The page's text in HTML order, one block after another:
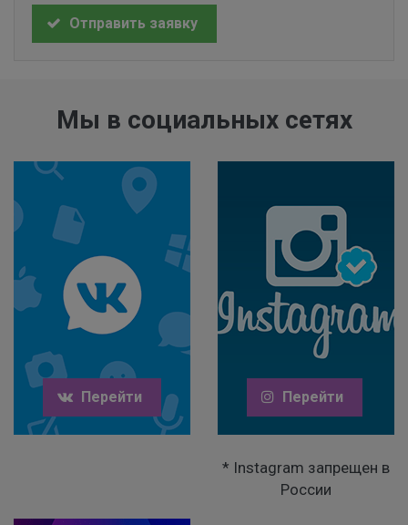
Отправить заявку
Мы в социальных сетях
Перейти Перейти
* Instagram запрещен в
России